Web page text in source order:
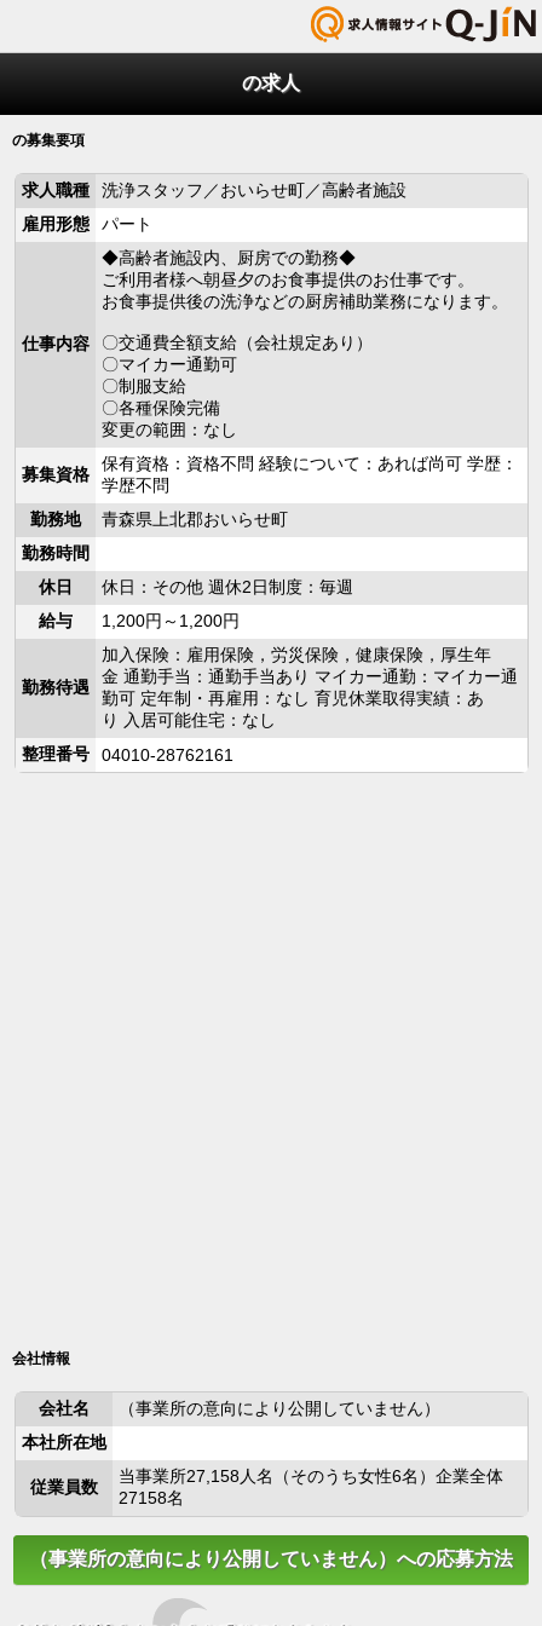
の求人
の募集要項
求人職種
洗浄スタッフ／おいらせ町／高齢者施設
雇用形態
パート
仕事内容
◆高齢者施設内、厨房での勤務◆
ご利用者様へ朝昼夕のお食事提供のお仕事です。
お食事提供後の洗浄などの厨房補助業務になります。
〇交通費全額支給（会社規定あり）
〇マイカー通勤可
〇制服支給
〇各種保険完備
変更の範囲：なし
募集資格
保有資格：資格不問 経験について：あれば尚可 学歴：
学歴不問
勤務地
青森県上北郡おいらせ町
勤務時間
休日
休日：その他 週休2日制度：毎週
給与
1,200円～1,200円
勤務待遇
加入保険：雇用保険，労災保険，健康保険，厚生年
金 通勤手当：通勤手当あり マイカー通勤：マイカー通
勤可 定年制・再雇用：なし 育児休業取得実績：あ
り 入居可能住宅：なし
整理番号
04010-28762161
会社情報
会社名
（事業所の意向により公開していません）
本社所在地
従業員数
当事業所27,158人名（そのうち女性6名）企業全体
27158名
（事業所の意向により公開していません）への応募方法